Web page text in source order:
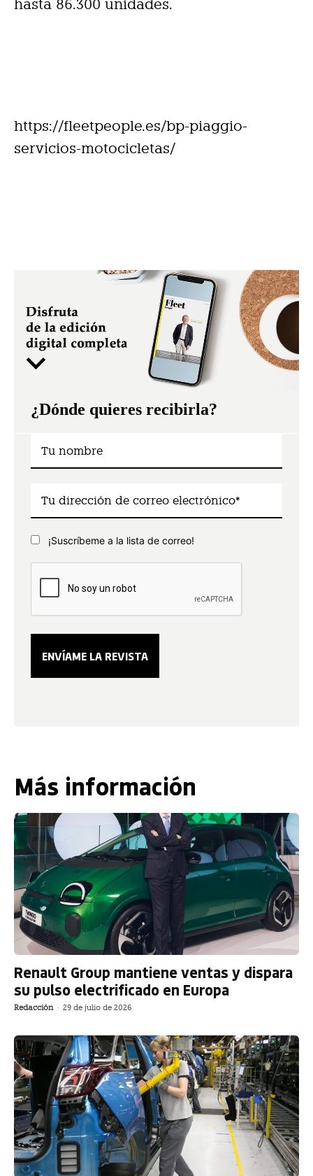
hasta 86.300 unidades.
https://fleetpeople.es/bp-piaggio-
servicios-motocicletas/
¿Dónde quieres recibirla?
¡Suscríbeme a la lista de correo!
Más información
Renault Group mantiene ventas y dispara
su pulso electrificado en Europa
Redacción - 29 de julio de 2026